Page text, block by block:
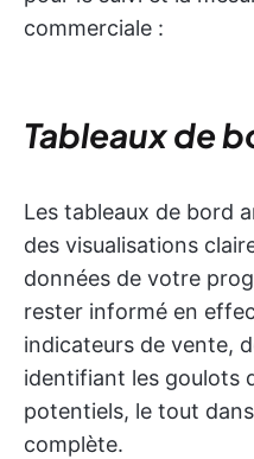
commerciale :
Tableaux de
Les tableaux de bord
des visualisations
données de votre
rester informé en
indicateurs de vente,
identifiant les goulots
potentiels, le tout
complète.